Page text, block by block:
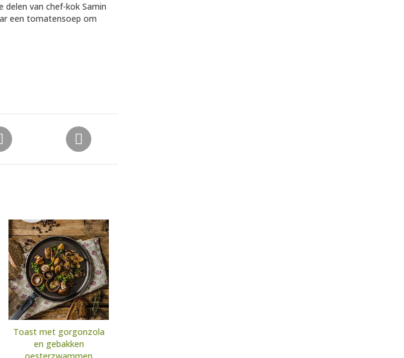
van chef-kok Samin
een tomatensoep om
Toast met gorgonzola
en gebakken